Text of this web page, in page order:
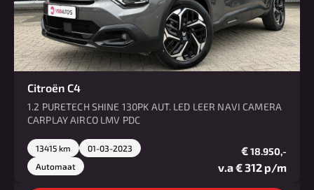
Citroën C4
1.2 PURETECH SHINE 130PK AUT. LED LEER NAVI CAMERA
CARPLAY AIRCO LMV PDC
13415 km
01-03-2023
Automaat
€18.950,-
v.a € 312 p/m